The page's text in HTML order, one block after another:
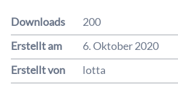
Downloads
200
Erstellt am
6. Oktober 2020
Erstellt von
lotta